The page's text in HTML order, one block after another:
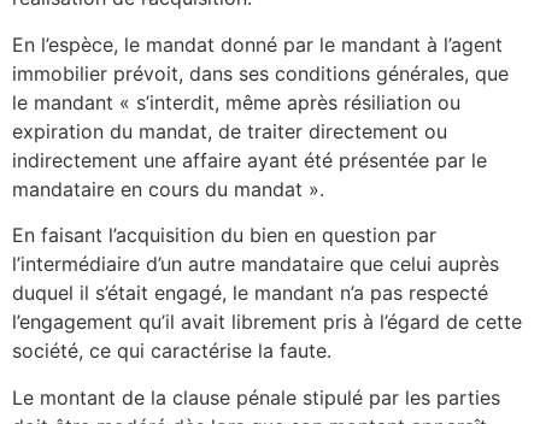
En l’espèce, le mandat donné par le mandant à l’agent
immobilier prévoit, dans ses conditions générales, que
le mandant « s’interdit, même après résiliation ou
expiration du mandat, de traiter directement ou
indirectement une affaire ayant été présentée par le
mandataire en cours du mandat ».
En faisant l’acquisition du bien en question par
l’intermédiaire d’un autre mandataire que celui auprès
duquel il s’était engagé, le mandant n’a pas respecté
l’engagement qu’il avait librement pris à l’égard de cette
société, ce qui caractérise la faute.
Le montant de la clause pénale stipulé par les parties